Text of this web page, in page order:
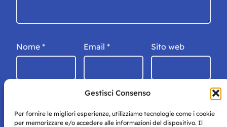
Gestisci Consenso
Per fornire le migliori esperienze, utilizziamo tecnologie come i cookie
per memorizzare e/o accedere alle informazioni del dispositivo. Il
Nome * Email * Sito web